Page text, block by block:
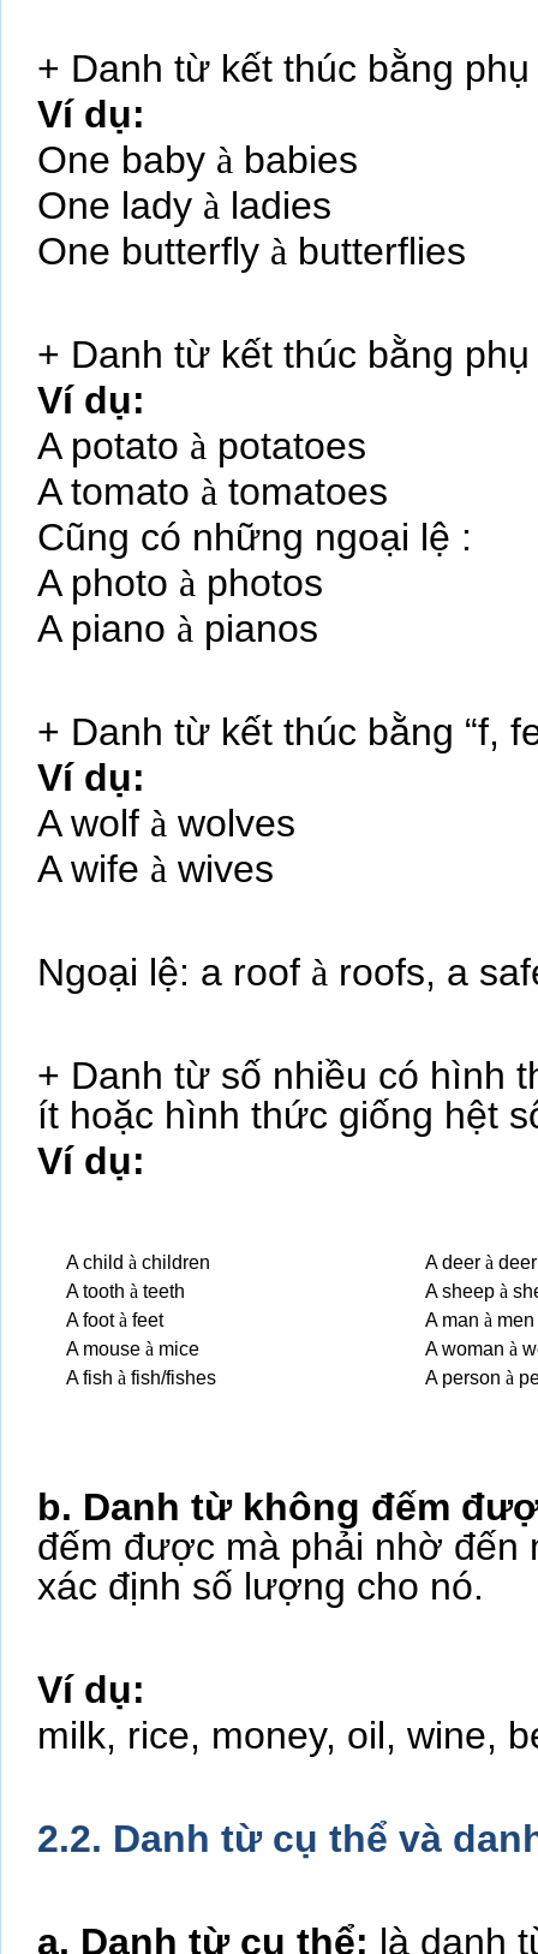
+ Danh từ kết thúc bằng phụ
Ví dụ:
One baby à babies
One lady à ladies
One butterfly à butterflies
+ Danh từ kết thúc bằng phụ
Ví dụ:
A potato à potatoes
A tomato à tomatoes
Cũng có những ngoại lệ :
A photo à photos
A piano à pianos
+ Danh từ kết thúc bằng “f,
Ví dụ:
A wolf à wolves
A wife à wives
Ngoại lệ: a roof à roofs, a
+ Danh từ số nhiều có hình
ít hoặc hình thức giống hệt
Ví dụ:
A child à children
A tooth à teeth
A footà feet
A mouse à mice
A fish à fish/fishes
A deer à deer
A sheep à
A man à men
A woman à
A person à
b. Danh từ không đếm
đếm được mà phải nhờ đến
xác định số lượng cho nó.
Ví dụ:
milk, rice, money, oil, wine,
2.2. Danh từ cụ thể và
a. Danh từ cụ thể: là danh